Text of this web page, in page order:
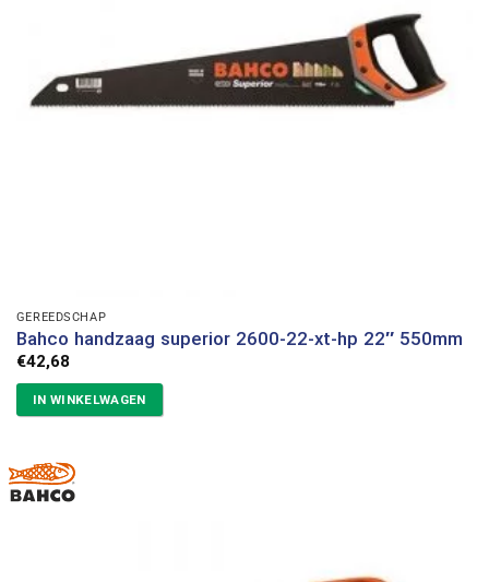
GEREEDSCHAP
Bahco handzaag superior 2600-22-xt-hp 22″ 550mm
€42,68
IN WINKELWAGEN